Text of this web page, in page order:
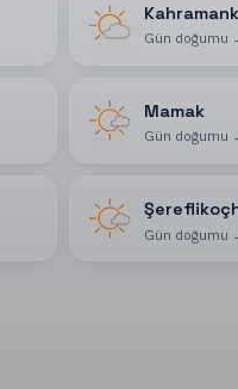
Gün doğumu
Mamak
Gün doğumu
Gün doğumu